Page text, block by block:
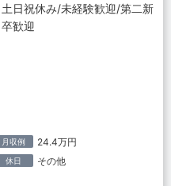
土日祝休み/未経験歓迎/第二新
卒歓迎
月収例 24.4万円
休日 その他